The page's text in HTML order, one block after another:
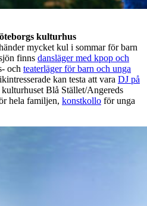
kulturhus
mycket kul i sommar för barn
finns dansläger med kpop och
och teaterläger för barn och unga
kan testa att vara DJ på
kulturhuset Blå Stället/Angereds
hela familjen, konstkollo för unga